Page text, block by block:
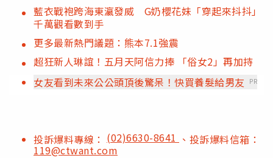
藍衣戰袍跨海東瀛發威 G奶櫻花妹「穿起來抖抖」
千萬觀看數到手
更多最新熱門議題：熊本7.1強震
超狂新人琳誼！五月天阿信力捧 「俗女2」再加持
女友看到未來公公頭頂後驚呆！快買養髮給男友
PR
投訴爆料專線： (02)6630-8641 、投訴爆料信箱：
119@ctwant.com